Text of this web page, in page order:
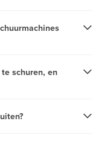
schuren, en